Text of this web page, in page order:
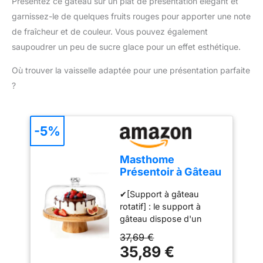
changement rapide des
accessoires. Compact et
pratique pour un usage
quotidien : Léger, doté
d'un design compact, ce
garnissez-le de quelques fruits rouges pour apporter une note
de fraîcheur et de couleur. Vous pouvez également
saupoudrer un peu de sucre glace pour un effet esthétique.
Où trouver la vaisselle adaptée pour une présentation parfaite
?
Masthome
Présentoir à Gâteau
Couvercle, 6in1
Cloche à Gâteaux
Multifonctionelle,
Support Gâteau en
Bois Rotatif pour
Pâtisserie/Desserts
✔[Support à gâteau
rotatif] : le support à
gâteau dispose d'un
vous permet d'ajuster
facilement la position du
37,69 €
35,89 €
-5%